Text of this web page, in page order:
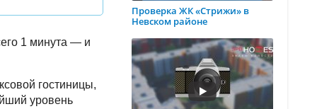
1 минута — и
гостиницы,
уровень
Проверка ЖК «Стрижи» в
Невском районе